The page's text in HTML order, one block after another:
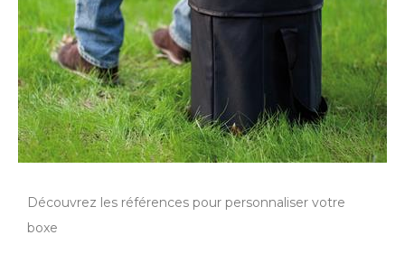
Découvrez les références pour personnaliser votre
boxe